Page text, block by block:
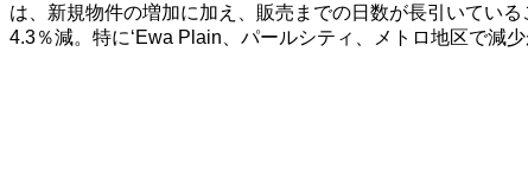
は、新規物件の増加に加え、販売までの日数が長引いてい
4.3％減。特に‘Ewa Plain、パールシティ、メトロ地区で減少